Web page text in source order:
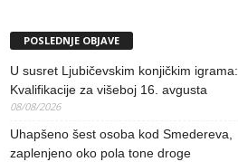
POSLEDNJE OBJAVE
U susret Ljubičevskim konjičkim igrama:
Kvalifikacije za višeboj 16. avgusta
08/08/2026
Uhapšeno šest osoba kod Smedereva,
zaplenjeno oko pola tone droge